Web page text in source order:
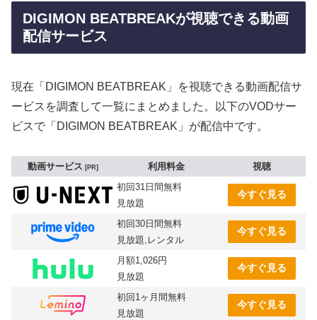
DIGIMON BEATBREAKが視聴できる動画
配信サービス
現在「DIGIMON BEATBREAK」を視聴できる動画配信サ
ービスを調査して一覧にまとめました。以下のVODサー
ビスで「DIGIMON BEATBREAK」が配信中です。
動画サービス PR 利用料金
視聴
初回31日間無料
見放題
今すぐ見る
初回30日間無料
見放題,レンタル
今すぐ見る
月額1,026円
見放題
今すぐ見る
初回1ヶ月間無料
見放題
今すぐ見る